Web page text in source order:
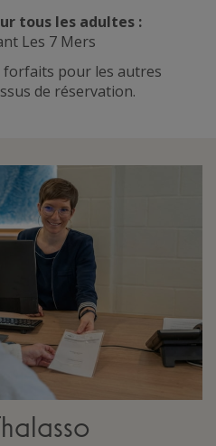
tous les adultes :
Les 7 Mers
pour les autres
de réservation.